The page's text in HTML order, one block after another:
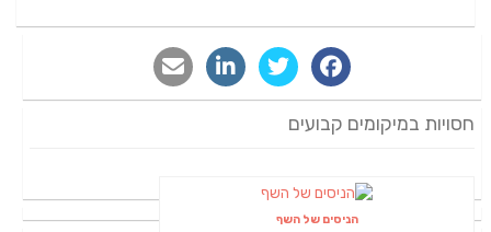
חסויות במיקומים קבועים
הניסים של השף